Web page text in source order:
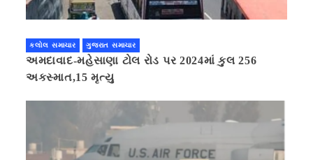
કલોલ સમાચાર ગુજરાત સમાચાર
અમદાવાદ-મહેસાણા ટોલ રોડ પર 2024માં કુલ 256
અકસ્માત,15 મૃત્યુ